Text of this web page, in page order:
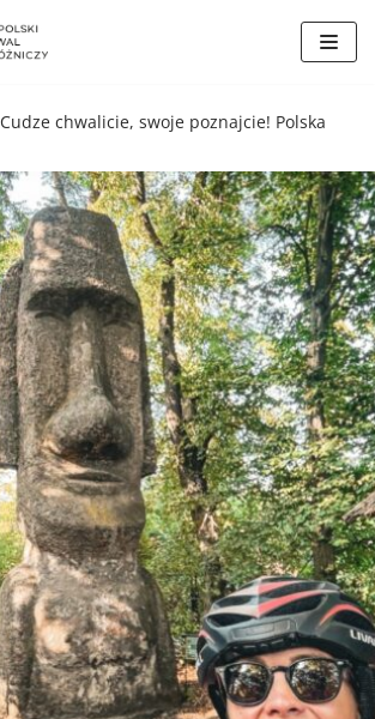
Cudze chwalicie, swoje poznajcie! Polska